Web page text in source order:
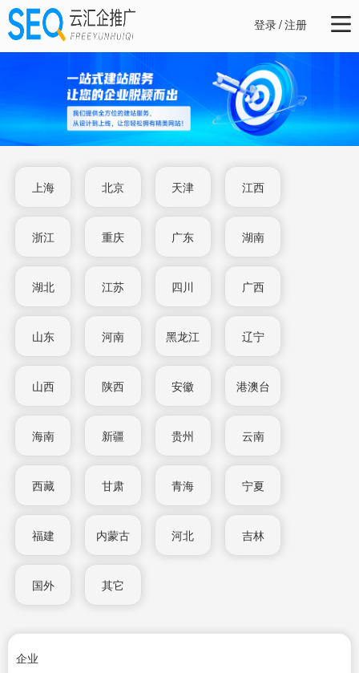
登录/注册
上海 北京 天津 江西
浙江 重庆 广东 湖南
湖北 江苏 四川 广西
山东 河南 黑龙江 辽宁
山西 陕西 安徽 港澳台
海南 新疆 贵州 云南
西藏 甘肃 青海 宁夏
福建 内蒙古 河北 吉林
国外 其它
企业